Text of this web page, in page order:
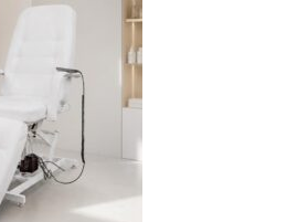
59
950
955
руб..